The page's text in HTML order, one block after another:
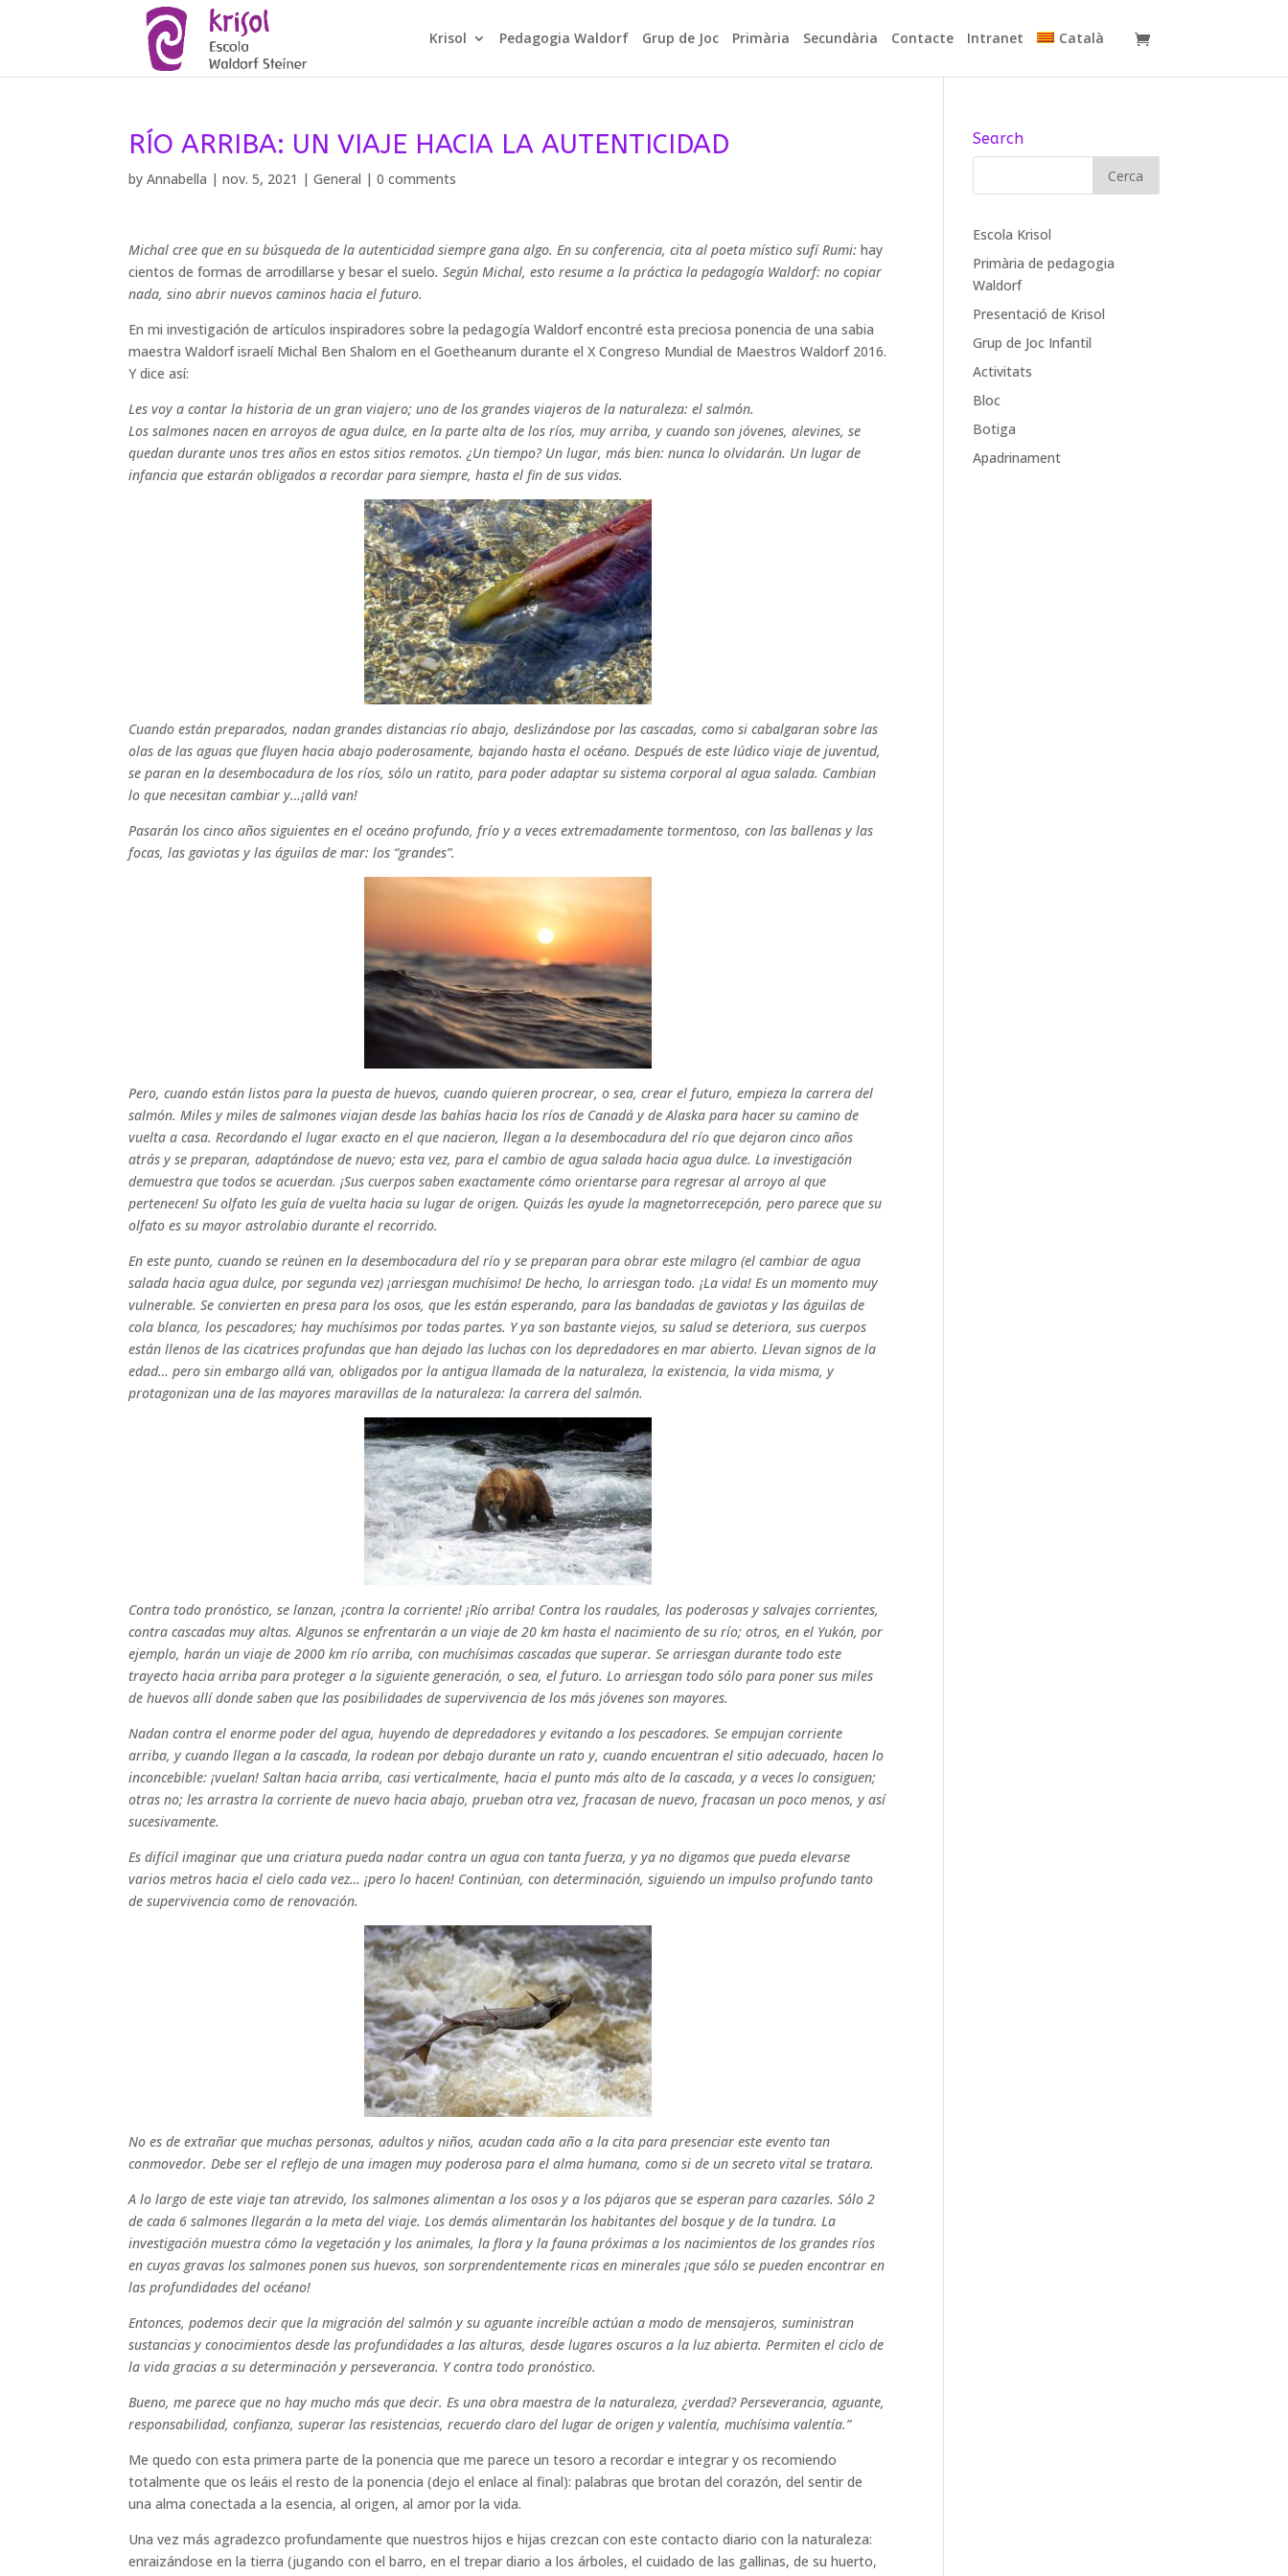
Krisol Pedagogia Waldorf Grup de Joc Primària Secundària Contacte Intranet Català
RÍO ARRIBA: UN VIAJE HACIA LA AUTENTICIDAD
byAnnabella |nov. 5, 2021 |General |0 comments
Michal cree que en su búsqueda de la autenticidad siempre gana algo. En su conferencia, cita al poeta místico sufí Rumi:hay
cientos de formas de arrodillarse y besar el suelo. Según Michal, esto resume a la práctica la pedagogía Waldorf: no copiar
nada, sino abrir nuevos caminos hacia el futuro.
En mi investigación de artículos inspiradores sobre la pedagogía Waldorf encontré esta preciosa ponencia de una sabia
maestra Waldorf israelí Michal Ben Shalom en el Goetheanum durante el X Congreso Mundial de Maestros Waldorf 2016.
Y dice así:
Les voy a contar la historia de un gran viajero; uno de los grandes viajeros de la naturaleza: el salmón.
Los salmones nacen en arroyos de agua dulce, en la parte alta de los ríos, muy arriba, y cuando son jóvenes, alevines, se
quedan durante unos tres años en estos sitios remotos. ¿Un tiempo? Un lugar, más bien: nunca lo olvidarán. Un lugar de
infancia que estarán obligados a recordar para siempre, hasta el fin de sus vidas.
Cuando están preparados, nadan grandes distancias río abajo, deslizándose por las cascadas, como si cabalgaran sobre las
olas de las aguas que fluyen hacia abajo poderosamente, bajando hasta el océano. Después de este lúdico viaje de juventud,
separan en la desembocadura de los ríos, sólo un ratito, para poder adaptar su sistema corporal al agua salada. Cambian
lo que necesitan cambiar y…¡allá van!
Pasarán los cinco años siguientes en el oceáno profundo, frío y a veces extremadamente tormentoso, con las ballenas y las
focas, las gaviotas y las águilas de mar: los “grandes”.
Pero, cuando están listos para la puesta de huevos, cuando quieren procrear, o sea, crear el futuro, empieza la carrera del
salmón. Miles y miles de salmones viajan desde las bahías hacia los ríos de Canadá y de Alaska para hacer su camino de
vuelta a casa. Recordando el lugar exacto en el que nacieron, llegan a la desembocadura del río que dejaron cinco años
atrás y se preparan, adaptándose de nuevo; esta vez, para el cambio de agua salada hacia agua dulce. La investigación
demuestra que todos se acuerdan. ¡Sus cuerpos saben exactamente cómo orientarse para regresar al arroyo al que
pertenecen! Su olfato les guía de vuelta hacia su lugar de origen. Quizás les ayude la magnetorrecepción, pero parece que su
olfato es su mayor astrolabio durante el recorrido.
En este punto, cuando se reúnen en la desembocadura del río y se preparan para obrar este milagro (el cambiar de agua
salada hacia agua dulce, por segunda vez) ¡arriesgan muchísimo! De hecho, lo arriesgan todo. ¡La vida! Es un momento muy
vulnerable. Se convierten en presa para los osos, que les están esperando, para las bandadas de gaviotas y las águilas de
cola blanca, los pescadores; hay muchísimos por todas partes. Y ya son bastante viejos, su salud se deteriora, sus cuerpos
están llenos de las cicatrices profundas que han dejado las luchas con los depredadores en mar abierto. Llevan signos de la
edad… pero sin embargo allá van, obligados por la antigua llamada de la naturaleza, la existencia, la vida misma, y
protagonizan una de las mayores maravillas de la naturaleza: la carrera del salmón.
Contra todo pronóstico, se lanzan, ¡contra la corriente! ¡Río arriba! Contra los raudales, las poderosas y salvajes corrientes,
contra cascadas muy altas. Algunos se enfrentarán a un viaje de 20 km hasta el nacimiento de su río; otros, en el Yukón, por
ejemplo, harán un viaje de 2000 km río arriba, con muchísimas cascadas que superar. Se arriesgan durante todo este
trayecto hacia arriba para proteger a la siguiente generación, o sea, el futuro. Lo arriesgan todo sólo para poner sus miles
de huevos allí donde saben que las posibilidades de supervivencia de los más jóvenes son mayores.
Nadan contra el enorme poder del agua, huyendo de depredadores y evitando a los pescadores. Se empujan corriente
arriba, y cuando llegan a la cascada, la rodean por debajo durante un rato y, cuando encuentran el sitio adecuado, hacen lo
inconcebible: ¡vuelan! Saltan hacia arriba, casi verticalmente, hacia el punto más alto de la cascada, y a veces lo consiguen;
otras no; les arrastra la corriente de nuevo hacia abajo, prueban otra vez, fracasan de nuevo, fracasan un poco menos, y así
sucesivamente.
Es difícil imaginar que una criatura pueda nadar contra un agua con tanta fuerza, y ya no digamos que pueda elevarse
varios metros hacia el cielo cada vez… ¡pero lo hacen! Continúan, con determinación, siguiendo un impulso profundo tanto
de supervivencia como de renovación.
No es de extrañar que muchas personas, adultos y niños, acudan cada año a la cita para presenciar este evento tan
conmovedor. Debe ser el reflejo de una imagen muy poderosa para el alma humana, como si de un secreto vital se tratara.
A lo largo de este viaje tan atrevido, los salmones alimentan a los osos y a los pájaros que se esperan para cazarles. Sólo 2
de cada 6 salmones llegarán a la meta del viaje. Los demás alimentarán los habitantes del bosque y de la tundra. La
investigación muestra cómo la vegetación y los animales, la flora y la fauna próximas a los nacimientos de los grandes ríos
en cuyas gravas los salmones ponen sus huevos, son sorprendentemente ricas en minerales ¡que sólo se pueden encontrar en
las profundidades del océano!
Entonces, podemos decir que la migración del salmón y su aguante increíble actúan a modo de mensajeros, suministran
sustancias y conocimientos desde las profundidades a las alturas, desde lugares oscuros a la luz abierta. Permiten el ciclo de
la vida gracias a su determinación y perseverancia. Y contra todo pronóstico.
Bueno, me parece que no hay mucho más que decir. Es una obra maestra de la naturaleza, ¿verdad? Perseverancia, aguante,
responsabilidad, confianza, superar las resistencias, recuerdo claro del lugar de origen y valentía, muchísima valentía.”
Me quedo con esta primera parte de la ponencia que me parece un tesoro a recordar e integrar y os recomiendo
totalmente que os leáis el resto de la ponencia (dejo el enlace al final): palabras que brotan del corazón, del sentir de
una alma conectada a la esencia, al origen, al amor por la vida.
Una vez más agradezco profundamente que nuestros hijos e hijas crezcan con este contacto diario con la naturaleza:
enraizándose en la tierra (jugando con el barro, en el trepar diario a los árboles, el cuidado de las gallinas, de su huerto,
Search
Escola Krisol
Primària de pedagogia
Waldorf
Presentació de Krisol
Grup de Joc Infantil
Activitats
Bloc
Botiga
Apadrinament